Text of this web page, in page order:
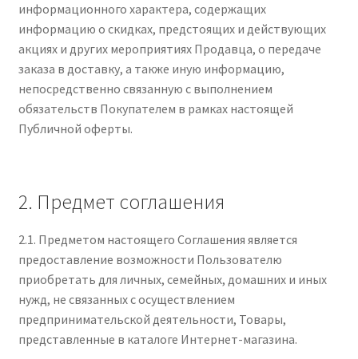
информационного характера, содержащих
информацию о скидках, предстоящих и действующих
акциях и других мероприятиях Продавца, о передаче
заказа в доставку, а также иную информацию,
непосредственно связанную с выполнением
обязательств Покупателем в рамках настоящей
Публичной оферты.
2. Предмет соглашения
2.1. Предметом настоящего Соглашения является
предоставление возможности Пользователю
приобретать для личных, семейных, домашних и иных
нужд, не связанных с осуществлением
предпринимательской деятельности, Товары,
представленные в каталоге Интернет-магазина.